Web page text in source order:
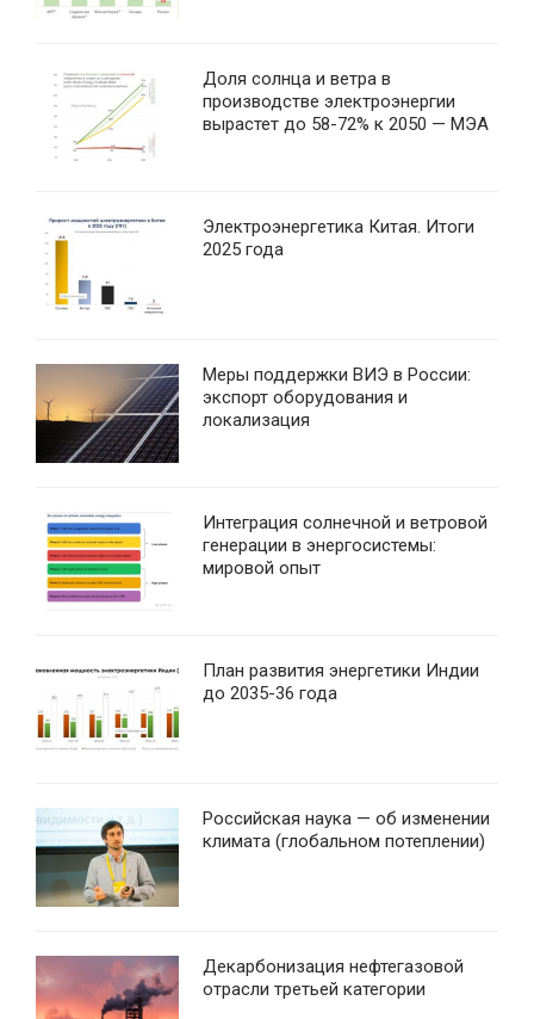
Доля солнца и ветра в
производстве электроэнергии
вырастет до 58-72% к 2050 — МЭА
Электроэнергетика Китая. Итоги
2025 года
Меры поддержки ВИЭ в России:
экспорт оборудования и
локализация
Интеграция солнечной и ветровой
генерации в энергосистемы:
мировой опыт
План развития энергетики Индии
до 2035-36 года
Российская наука — об изменении
климата (глобальном потеплении)
Декарбонизация нефтегазовой
отрасли третьей категории